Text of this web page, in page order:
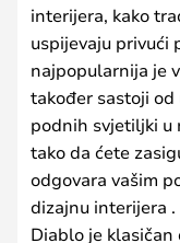
interijera, kako
uspijevaju privući
najpopularnija je
također sastoji
podnih svjetiljki u
tako da ćete
odgovara vašim
dizajnu interijera
Diablo je